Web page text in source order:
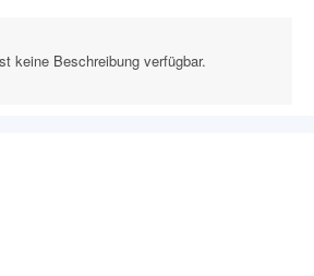
keine Beschreibung verfügbar.